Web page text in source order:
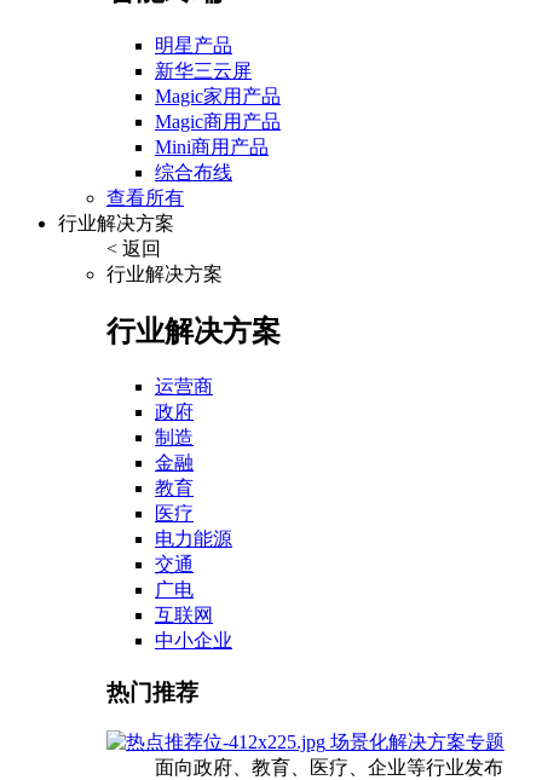
明星产品
新华三云屏
Magic家用产品
Magic商用产品
Mini商用产品
综合布线
查看所有
行业解决方案
< 返回
行业解决方案
行业解决方案
运营商
政府
制造
金融
教育
医疗
电力能源
交通
广电
互联网
中小企业
热门推荐
场景化解决方案专题
面向政府、教育、医疗、企业等行业发布